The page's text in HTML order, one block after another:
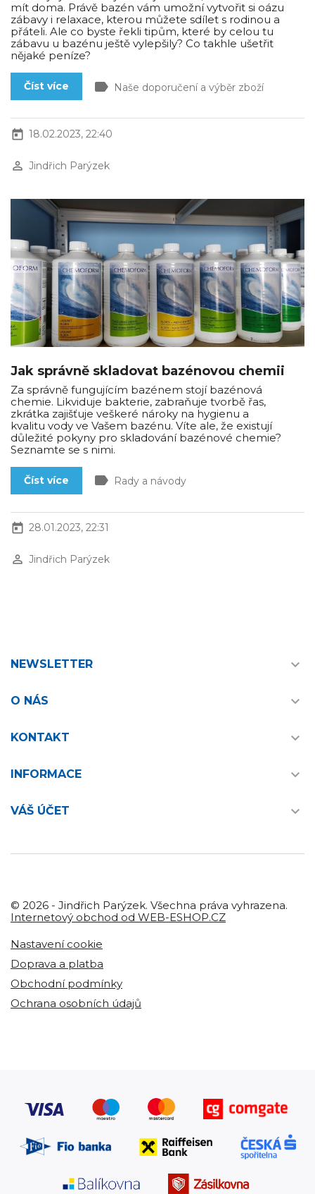
mít doma. Právě bazén vám umožní vytvořit si oázu
zábavy i relaxace, kterou můžete sdílet s rodinou a
přáteli. Ale co byste řekli tipům, které by celou tu
zábavu u bazénu ještě vylepšily? Co takhle ušetřit
nějaké peníze?
Číst více label Naše doporučení a výběr zboží
today 18.02.2023, 22:40
perm_identity Jindřich Parýzek
Jak správně skladovat bazénovou chemii
Za správně fungujícím bazénem stojí bazénová
chemie. Likviduje bakterie, zabraňuje tvorbě řas,
zkrátka zajišťuje veškeré nároky na hygienu a
kvalitu vody ve Vašem bazénu. Víte ale, že existují
důležité pokyny pro skladování bazénové chemie?
Seznamte se s nimi.
Číst více label Rady a návody
today 28.01.2023, 22:31
perm_identity Jindřich Parýzek
NEWSLETTER 
O NÁS 
KONTAKT 
INFORMACE 
VÁŠ ÚČET 
© 2026 - Jindřich Parýzek. Všechna práva vyhrazena.
Internetový obchod od WEB-ESHOP.CZ
Nastavení cookie
Doprava a platba
Obchodní podmínky
Ochrana osobních údajů